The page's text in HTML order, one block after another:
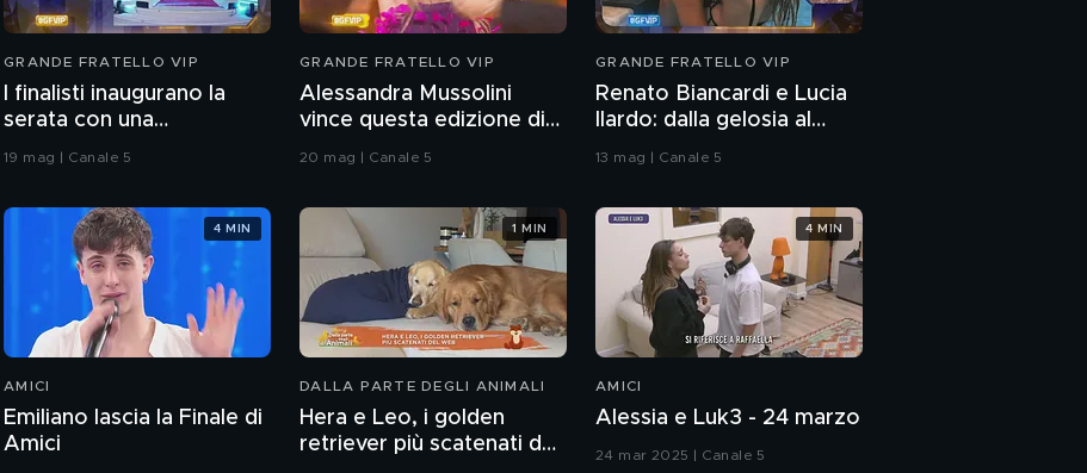
GRANDE FRATELLO VIP
I finalisti inaugurano la
serata con una
coreografia
19 mag | Canale 5
GRANDE FRATELLO VIP
Alessandra Mussolini
vince questa edizione di
Grande Fratello VIP
20 mag | Canale 5
GRANDE FRATELLO VIP
Renato Biancardi e Lucia
Ilardo: dalla gelosia al
13 mag | Canale 5
AMICI
Emiliano lascia la Finale di
Amici
4 MIN
DALLA PARTE DEGLI ANIMALI
Hera e Leo, i golden
retriever più scatenati del
1 MIN
AMICI
Alessia e Luk3 - 24 marzo
24 mar 2025 | Canale 5
4 MIN